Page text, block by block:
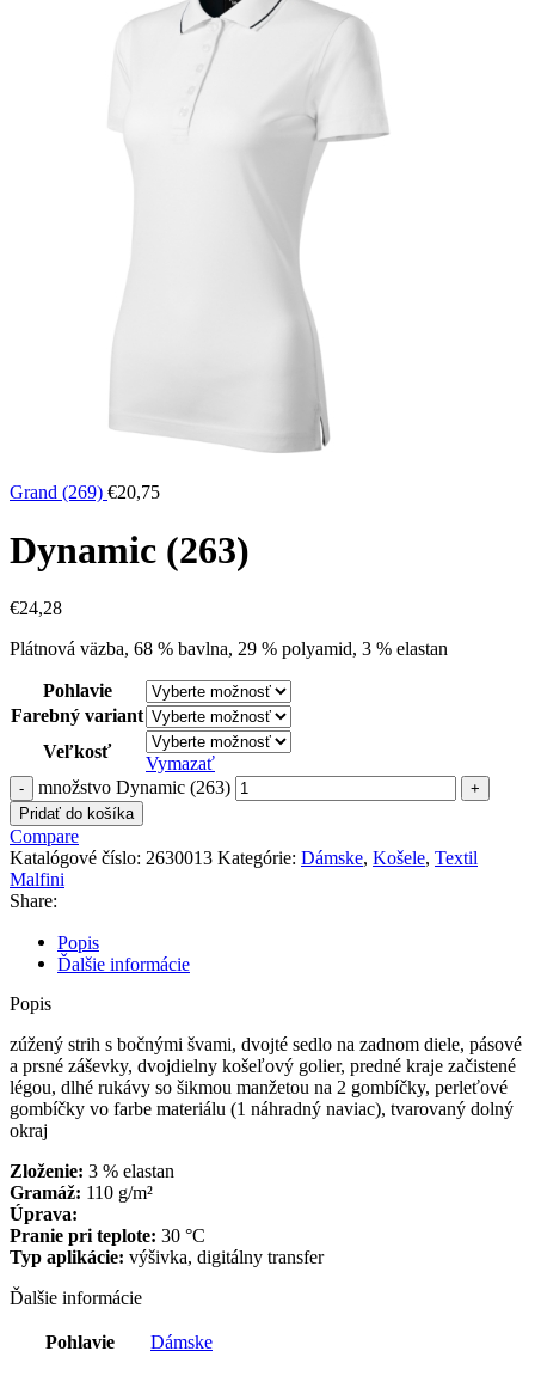
Grand (269) €20,75
Dynamic (263)
€24,28
Plátnová väzba, 68 % bavlna, 29 % polyamid, 3 % elastan
Pohlavie
Farebný variant
Veľkosť
Vymazať
množstvo Dynamic (263)
Pridať do košíka
Compare
Katalógové číslo: 2630013 Kategórie: Dámske, Košele, Textil
Malfini
Share:
Popis
Ďalšie informácie
Popis
zúžený strih s bočnými švami, dvojté sedlo na zadnom diele, pásové
a prsné záševky, dvojdielny košeľový golier, predné kraje začistené
légou, dlhé rukávy so šikmou manžetou na 2 gombíčky, perleťové
gombíčky vo farbe materiálu (1 náhradný naviac), tvarovaný dolný
okraj
Zloženie: 3 % elastan
Gramáž: 110 g/m²
Úprava:
Pranie pri teplote: 30 °C
Typ aplikácie: výšivka, digitálny transfer
Ďalšie informácie
Pohlavie Dámske